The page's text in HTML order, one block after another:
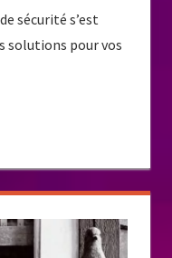
sécurité s’est
solutions pour vos